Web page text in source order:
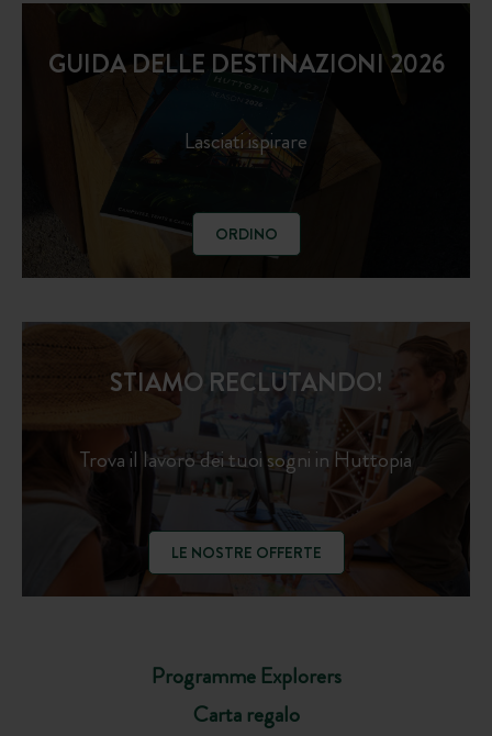
GUIDA DELLE DESTINAZIONI 2026
Lasciati ispirare
ORDINO
Programme Explorers
Carta regalo
STIAMO RECLUTANDO!
Trova il lavoro dei tuoi sogni in Huttopia
LE NOSTRE OFFERTE